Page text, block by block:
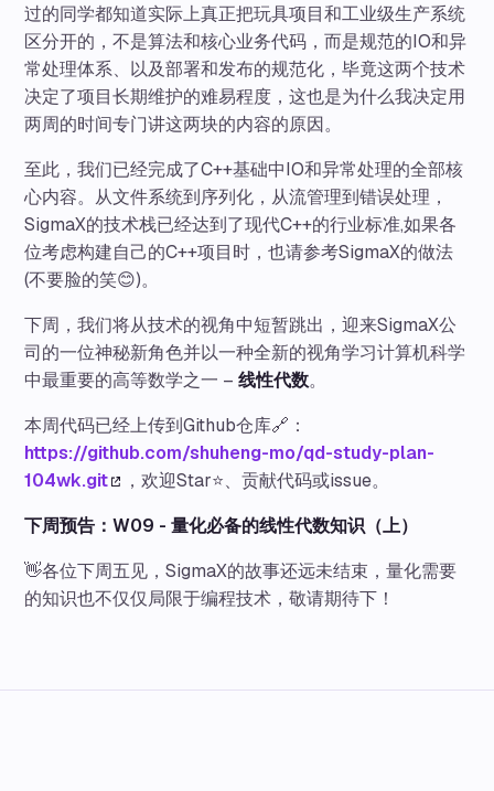
过的同学都知道实际上真正把玩具项目和工业级生产系统
区分开的，不是算法和核心业务代码，而是规范的IO和异
常处理体系、以及部署和发布的规范化，毕竟这两个技术
决定了项目长期维护的难易程度，这也是为什么我决定用
两周的时间专门讲这两块的内容的原因。
至此，我们已经完成了C++基础中IO和异常处理的全部核
心内容。从文件系统到序列化，从流管理到错误处理，
SigmaX的技术栈已经达到了现代C++的行业标准,如果各
位考虑构建自己的C++项目时，也请参考SigmaX的做法
(不要脸的笑😊)。
下周，我们将从技术的视角中短暂跳出，迎来SigmaX公
司的一位神秘新角色并以一种全新的视角学习计算机科学
中最重要的高等数学之一 –线性代数。
本周代码已经上传到Github仓库🔗：
https://github.com/shuheng-mo/qd-study-plan-
104wk.git
，欢迎Star⭐、贡献代码或issue。
下周预告：W09 - 量化必备的线性代数知识（上）
👋各位下周五见，SigmaX的故事还远未结束，量化需要
的知识也不仅仅局限于编程技术，敬请期待下！